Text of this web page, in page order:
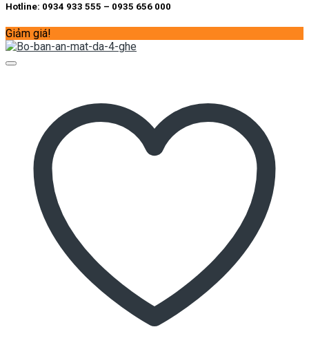
Hotline: 0934 933 555 – 0935 656 000
Giảm giá!